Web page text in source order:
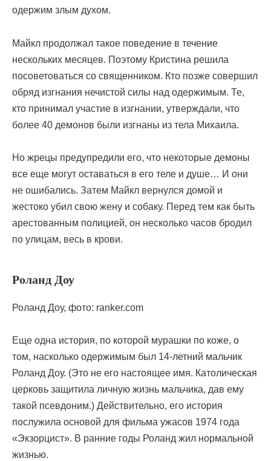
одержим злым духом.
Майкл продолжал такое поведение в течение
нескольких месяцев. Поэтому Кристина решила
посоветоваться со священником. Кто позже совершил
обряд изгнания нечистой силы над одержимым. Те,
кто принимал участие в изгнании, утверждали, что
более 40 демонов были изгнаны из тела Михаила.
Но жрецы предупредили его, что некоторые демоны
все еще могут оставаться в его теле и душе… И они
не ошибались. Затем Майкл вернулся домой и
жестоко убил свою жену и собаку. Перед тем как быть
арестованным полицией, он несколько часов бродил
по улицам, весь в крови.
Роланд Доу
Роланд Доу, фото: ranker.com
Еще одна история, по которой мурашки по коже, о
том, насколько одержимым был 14-летний мальчик
Роланд Доу. (Это не его настоящее имя. Католическая
церковь защитила личную жизнь мальчика, дав ему
такой псевдоним.) Действительно, его история
послужила основой для фильма ужасов 1974 года
«Экзорцист». В ранние годы Роланд жил нормальной
жизнью.